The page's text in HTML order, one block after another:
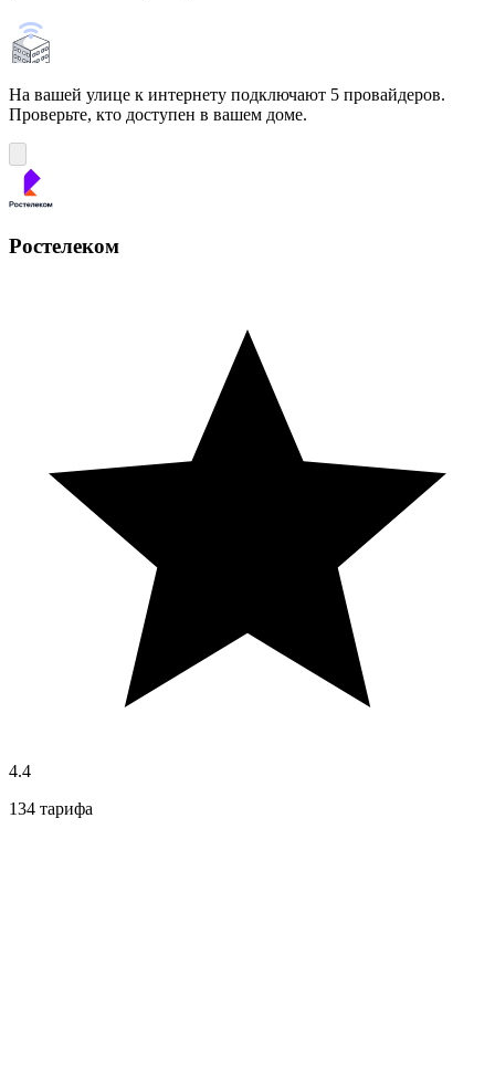
На вашей улице к интернету подключают 5 провайдеров.
Проверьте, кто доступен в вашем доме.
Ростелеком
4.4
134 тарифа